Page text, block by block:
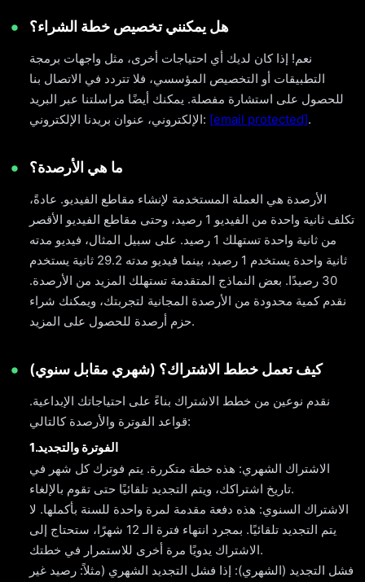
هل يمكنني تخصيص خطة الشراء؟
نعم! إذا كان لديك أي احتياجات أخرى، مثل واجهات برمجة
التطبيقات أو التخصيص المؤسسي، فلا تتردد في الاتصال بنا
للحصول على استشارة مفصلة. يمكنك أيضًا مراسلتنا عبر البريد
الإلكتروني، عنوان بريدنا الإلكتروني: [email protected].
ما هي الأرصدة؟
الأرصدة هي العملة المستخدمة لإنشاء مقاطع الفيديو. عادةً،
تكلف ثانية واحدة من الفيديو 1 رصيد، وحتى مقاطع الفيديو الأقصر
من ثانية واحدة تستهلك 1 رصيد. على سبيل المثال، فيديو مدته
ثانية واحدة يستخدم 1 رصيد، بينما فيديو مدته 29.2 ثانية يستخدم
30 رصيدًا. بعض النماذج المتقدمة تستهلك المزيد من الأرصدة.
نقدم كمية محدودة من الأرصدة المجانية لتجربتك، ويمكنك شراء
حزم أرصدة للحصول على المزيد.
كيف تعمل خطط الاشتراك؟ (شهري مقابل سنوي)
نقدم نوعين من خطط الاشتراك بناءً على احتياجاتك الإبداعية.
قواعد الفوترة والأرصدة كالتالي:
1.الفوترة والتجديد
الاشتراك الشهري: هذه خطة متكررة. يتم فوترك كل شهر في
تاريخ اشتراكك، ويتم التجديد تلقائيًا حتى تقوم بالإلغاء.
الاشتراك السنوي: هذه دفعة مقدمة لمرة واحدة للسنة بأكملها. لا
يتم التجديد تلقائيًا. بمجرد انتهاء فترة الـ 12 شهرًا، ستحتاج إلى
الاشتراك يدويًا مرة أخرى للاستمرار في خطتك.
فشل التجديد (الشهري): إذا فشل التجديد الشهري (مثلاً: رصيد غير